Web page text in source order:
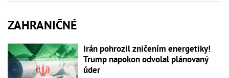
ZAHRANIČNÉ
Irán pohrozil zničením energetiky!
Trump napokon odvolal plánovaný
úder